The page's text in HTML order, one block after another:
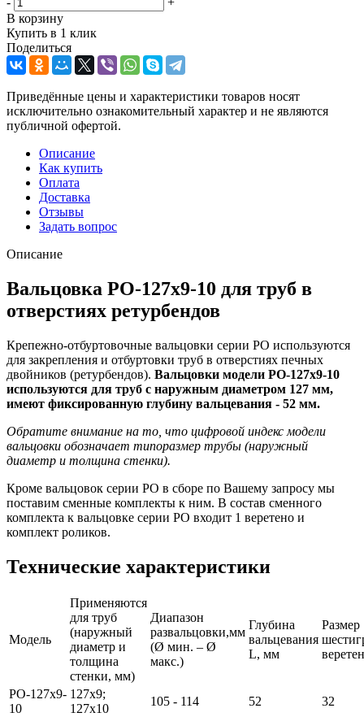
В корзину
Купить в 1 клик
Поделиться
Приведённые цены и характеристики товаров носят
исключительно ознакомительный характер и не являются
публичной офертой.
Описание
Как купить
Оплата
Доставка
Отзывы
Задать вопрос
Описание
Вальцовка РО-127х9-10 для труб в
отверстиях ретурбендов
Крепежно-отбуртовочные вальцовки серии РО используются
для закрепления и отбуртовки труб в отверстиях печных
двойников (ретурбендов). Вальцовки модели РО-127х9-10
используются для труб с наружным диаметром 127 мм,
имеют фиксированную глубину вальцевания - 52 мм.
Обратите внимание на то, что цифровой индекс модели
вальцовки обозначает типоразмер трубы (наружный
диаметр и толщина стенки).
Кроме вальцовок серии РО в сборе по Вашему запросу мы
поставим сменные комплекты к ним. В состав сменного
комплекта к вальцовке серии РО входит 1 веретено и
комплект роликов.
Технические характеристики
Модель
Применяются
для труб
(наружный
диаметр и
толщина
стенки, мм)
Диапазон
развальцовки,мм
(Ø мин. – Ø
макс.)
Глубина
вальцевания
L, мм
Размер
РО-127х9-
10
127х9;
127х10
105 - 114 52 32